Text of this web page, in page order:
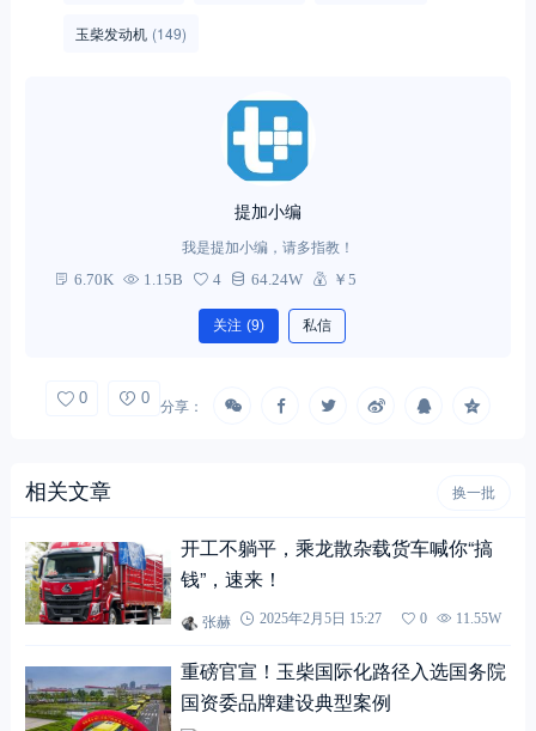
玉柴发动机 (149)
提加小编
我是提加小编，请多指教！
6.70K 1.15B 4 64.24W ￥5
关注 (9) 私信
0 0 分享：
相关文章 换一批
开工不躺平，乘龙散杂载货车喊你“搞
钱”，速来！
张赫 2025年2月5日 15:27 0 11.55W
重磅官宣！玉柴国际化路径入选国务院
国资委品牌建设典型案例